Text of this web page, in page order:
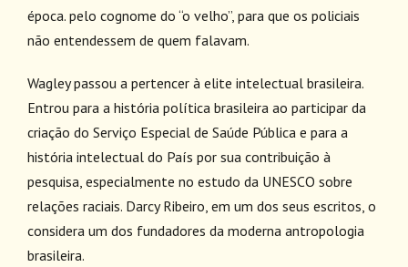
época. pelo cognome do “o velho”, para que os policiais
não entendessem de quem falavam.
Wagley passou a pertencer à elite intelectual brasileira.
Entrou para a história política brasileira ao participar da
criação do Serviço Especial de Saúde Pública e para a
história intelectual do País por sua contribuição à
pesquisa, especialmente no estudo da UNESCO sobre
relações raciais. Darcy Ribeiro, em um dos seus escritos, o
considera um dos fundadores da moderna antropologia
brasileira.